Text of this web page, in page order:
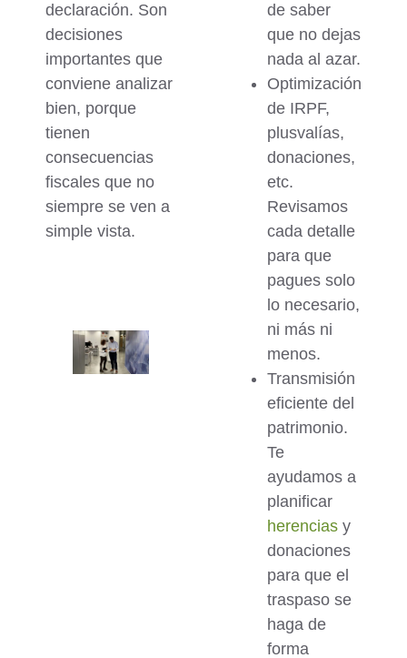
declaración. Son
decisiones
importantes que
conviene analizar
bien, porque
tienen
consecuencias
fiscales que no
siempre se ven a
simple vista.
de saber
que no dejas
nada al azar.
Optimización
de IRPF,
plusvalías,
donaciones,
etc.
Revisamos
cada detalle
para que
pagues solo
lo necesario,
ni más ni
menos.
Transmisión
eficiente del
patrimonio.
Te
ayudamos a
planificar
herencias y
donaciones
para que el
traspaso se
haga de
forma